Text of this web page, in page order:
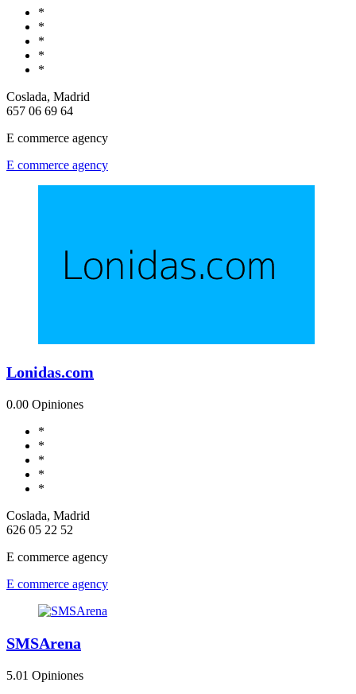
*
*
*
*
*
Coslada, Madrid
657 06 69 64
E commerce agency
E commerce agency
Lonidas.com
0.00 Opiniones
*
*
*
*
*
Coslada, Madrid
626 05 22 52
E commerce agency
E commerce agency
SMSArena
5.01 Opiniones